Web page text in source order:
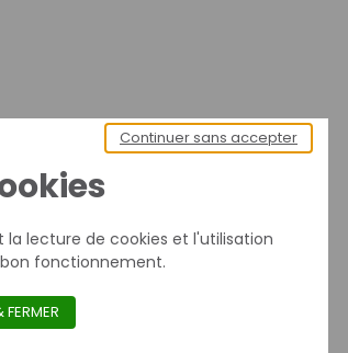
la lecture de cookies et l'utilisation
fonctionnement.
Continuer sans accepter